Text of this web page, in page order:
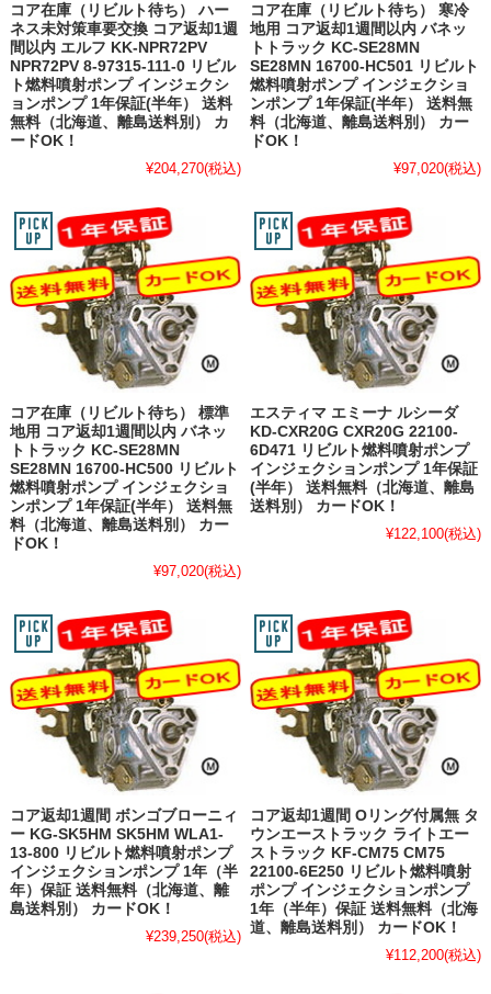
コア在庫（リビルト待ち） ハー
ネス未対策車要交換 コア返却1週
間以内 エルフ KK-NPR72PV
NPR72PV 8-97315-111-0 リビル
ト燃料噴射ポンプ インジェクシ
ョンポンプ 1年保証(半年） 送料
無料（北海道、離島送料別） カ
ードOK！
¥204,270(税込)
コア在庫（リビルト待ち） 寒冷
地用 コア返却1週間以内 バネッ
トトラック KC-SE28MN
SE28MN 16700-HC501 リビルト
燃料噴射ポンプ インジェクショ
ンポンプ 1年保証(半年） 送料無
料（北海道、離島送料別） カー
ドOK！
¥97,020(税込)
コア在庫（リビルト待ち） 標準
地用 コア返却1週間以内 バネッ
トトラック KC-SE28MN
SE28MN 16700-HC500 リビルト
燃料噴射ポンプ インジェクショ
ンポンプ 1年保証(半年） 送料無
料（北海道、離島送料別） カー
ドOK！
¥97,020(税込)
エスティマ エミーナ ルシーダ
KD-CXR20G CXR20G 22100-
6D471 リビルト燃料噴射ポンプ
インジェクションポンプ 1年保証
(半年） 送料無料（北海道、離島
送料別） カードOK！
¥122,100(税込)
コア返却1週間 ボンゴブローニィ
ー KG-SK5HM SK5HM WLA1-
13-800 リビルト燃料噴射ポンプ
インジェクションポンプ 1年（半
年）保証 送料無料（北海道、離
島送料別） カードOK！
¥239,250(税込)
コア返却1週間 Oリング付属無 タ
ウンエーストラック ライトエー
ストラック KF-CM75 CM75
22100-6E250 リビルト燃料噴射
ポンプ インジェクションポンプ
1年（半年）保証 送料無料（北海
道、離島送料別） カードOK！
¥112,200(税込)